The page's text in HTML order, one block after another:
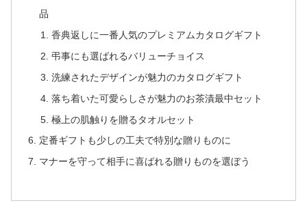
品
香典返しに一番人気のプレミアムカタログギフト
弔事にも選ばれるバリューチョイス
洗練されたデザインが魅力のカタログギフト
落ち着いた可愛らしさが魅力のお茶漬最中セット
極上の肌触りを贈るタオルセット
定番ギフトも少しの工夫で特別な贈りものに
マナーを守って相手に喜ばれる贈りものを選ぼう